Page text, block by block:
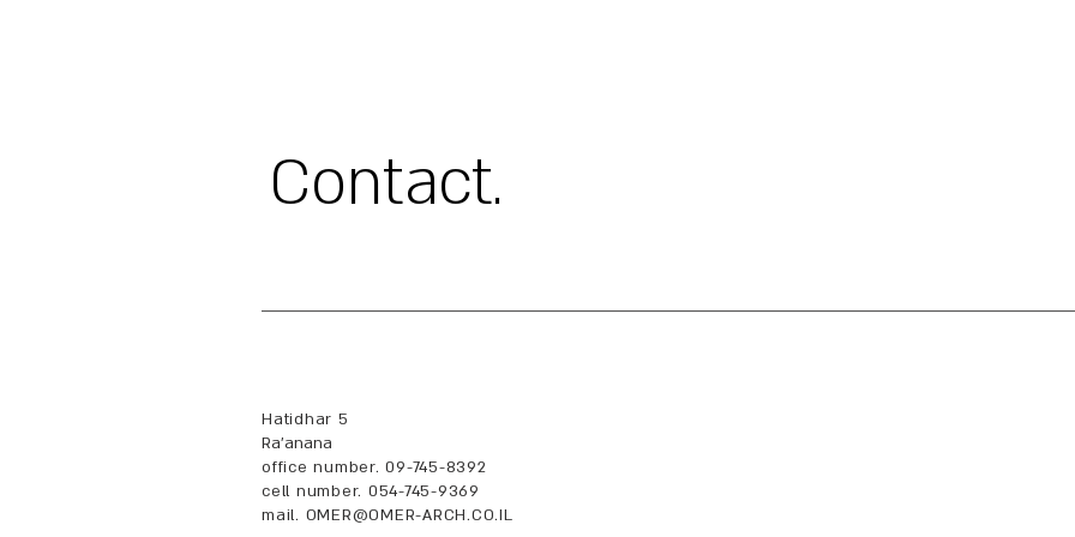
.Contact
Hatidhar 5
Ra'anana
office number. 09-745-8392
cell number. 054-745-9369
mail. OMER@OMER-ARCH.CO.IL